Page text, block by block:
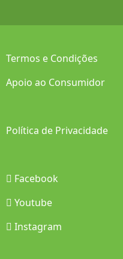
Termos e Condições
Apoio ao Consumidor
Política de Privacidade
Facebook
Youtube
Instagram